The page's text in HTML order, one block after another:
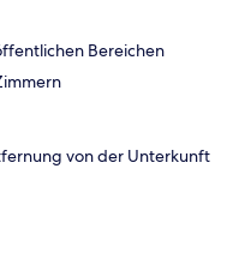
Bereichen
von der Unterkunft